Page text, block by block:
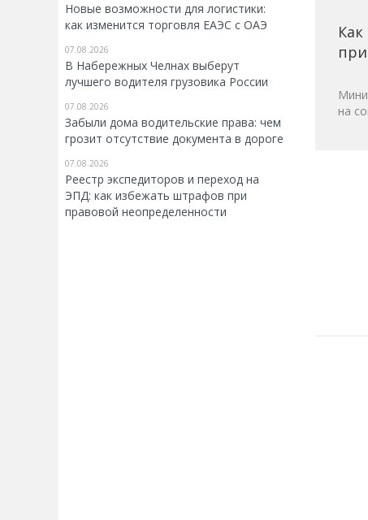
Новые возможности для логистики:
как изменится торговля ЕАЭС с ОАЭ
07.08.2026
В Набережных Челнах выберут
лучшего водителя грузовика России
07.08.2026
Забыли дома водительские права: чем
грозит отсутствие документа в дороге
07.08.2026
Реестр экспедиторов и переход на
ЭПД: как избежать штрафов при
правовой неопределенности
на